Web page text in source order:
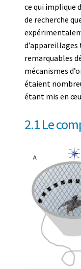
ce qui implique
de recherche
d’appareillages
remarquables
mécanismes
étaient
étant mis en
2.1 Le